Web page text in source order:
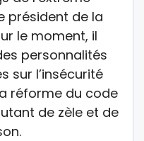
président de la
le moment, il
personnalités
sur l’insécurité
réforme du code
de zèle et de